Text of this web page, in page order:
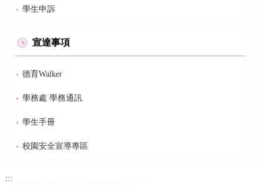
學生申訴
宣達事項
德育Walker
學務處 學務通訊
學生手冊
校園安全宣導專區
:::